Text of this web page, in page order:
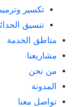
تكسير
تنسيق
مناطق الخدمة
مشاريعنا
من نحن
المدونة
تواصل معنا